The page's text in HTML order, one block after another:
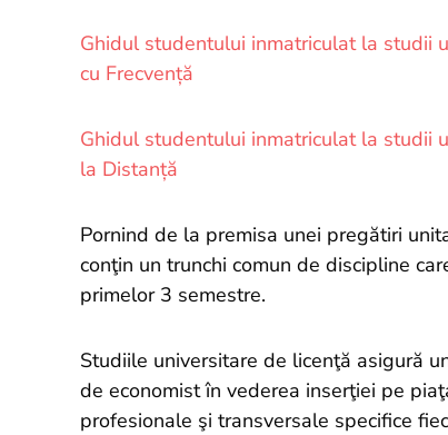
Ghidul studentului inmatriculat la studii
cu Frecvență
Ghidul studentului inmatriculat la studii
la Distanță
Pornind de la premisa unei pregătiri
conţin un trunchi comun de discipline
primelor 3 semestre.
Studiile universitare de licenţă asigură
de economist în vederea inserţiei pe
profesionale şi transversale specifice